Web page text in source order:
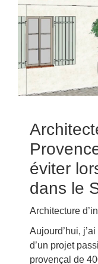
éviter
dans le
Architecture
Aujourd’hui,
d’un projet
provençal de